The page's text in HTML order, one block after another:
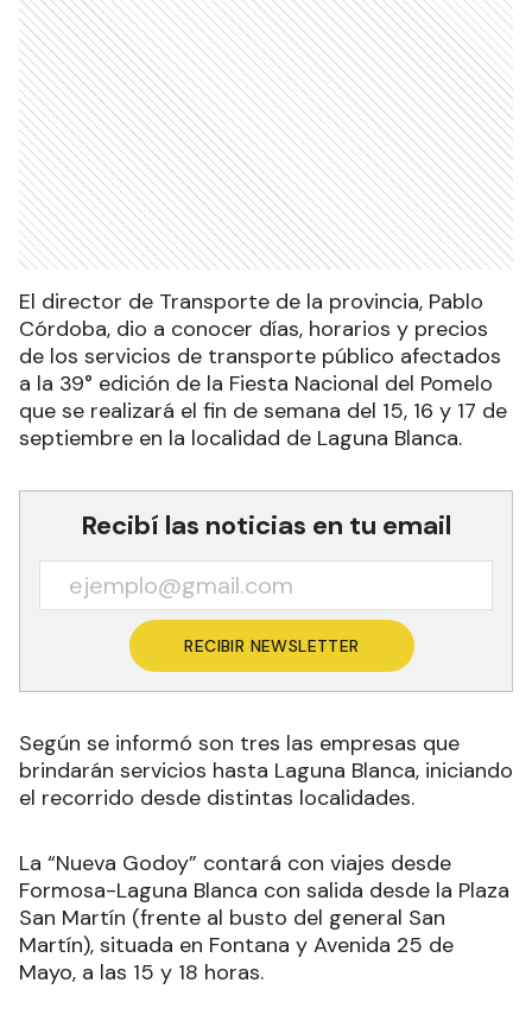
El director de Transporte de la provincia, Pablo
Córdoba, dio a conocer días, horarios y precios
de los servicios de transporte público afectados
a la 39° edición de la Fiesta Nacional del Pomelo
que se realizará el fin de semana del 15, 16 y 17 de
septiembre en la localidad de Laguna Blanca.
Recibí las noticias en tu email
RECIBIR NEWSLETTER
Según se informó son tres las empresas que
brindarán servicios hasta Laguna Blanca, iniciando
el recorrido desde distintas localidades.
La “Nueva Godoy” contará con viajes desde
Formosa-Laguna Blanca con salida desde la Plaza
San Martín (frente al busto del general San
Martín), situada en Fontana y Avenida 25 de
Mayo, a las 15 y 18 horas.